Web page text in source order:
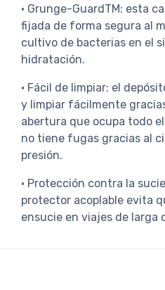
• Grunge-GuardTM: esta
fijada de forma segura al
cultivo de bacterias en el
hidratación.
• Fácil de limpiar: el
y limpiar fácilmente
abertura que ocupa todo
no tiene fugas gracias al
presión.
• Protección contra la
protector acoplable evita
ensucie en viajes de larga